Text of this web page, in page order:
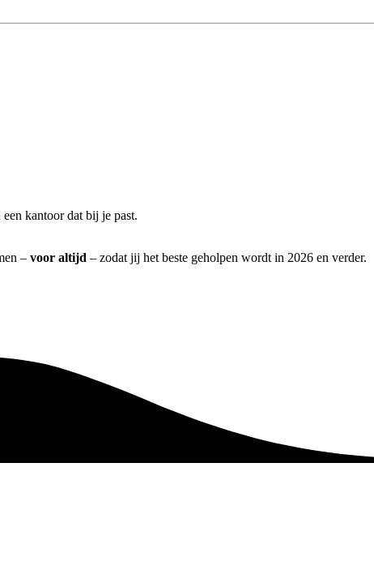
kantoor dat bij je past.
– voor altijd – zodat jij het beste geholpen wordt in 2026 en verder.